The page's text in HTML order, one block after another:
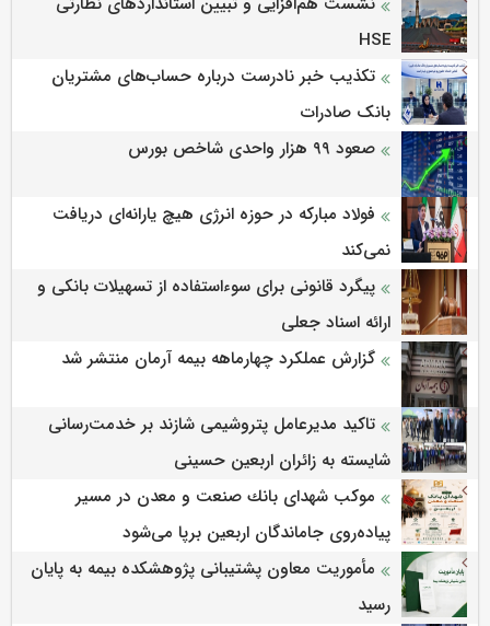
HSE
تکذیب خبر نادرست درباره حساب‌های مشتریان
بانک صادرات
صعود ۹۹ هزار واحدی شاخص بورس
فولاد مبارکه در حوزه انرژی هیچ یارانه‌ای دریافت
نمی‌کند
پیگرد قانونی برای سوءاستفاده از تسهیلات بانکی و
ارائه اسناد جعلی
گزارش عملکرد چهارماهه بیمه آرمان منتشر شد
تاکید مدیرعامل پتروشیمی شازند بر خدمت‌رسانی
شایسته به زائران اربعین حسینی
موكب شهدای بانك صنعت و معدن در مسیر
پیاده‌روی جاماندگان اربعین برپا می‌شود
مأموریت معاون پشتیبانی پژوهشكده بیمه به پایان
رسید